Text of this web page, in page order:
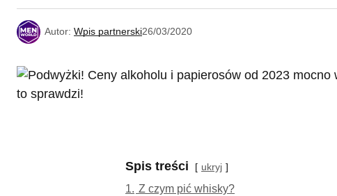
Autor: Wpis partnerski26/03/2020
Spis treści ukryj
1. Z czym pić whisky?